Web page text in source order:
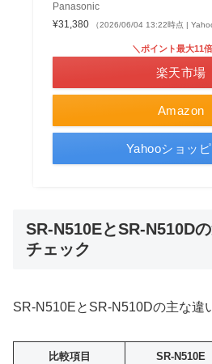
Panasonic
¥31,380
（2026/06/04 13:22時点 |
Amazon
＼ポイント最大11
楽天市場
Yahooショッ
SR-N510EとSR-N510D
チェック
SR-N510EとSR-N510Dの主な違
比較項目 SR-N510E